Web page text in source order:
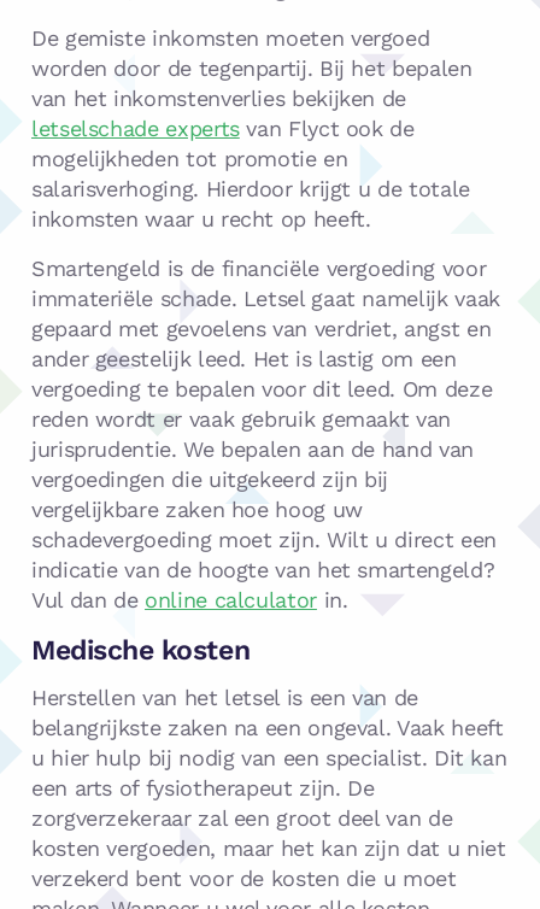
De gemiste inkomsten moeten vergoed
worden door de tegenpartij. Bij het bepalen
van het inkomstenverlies bekijken de
letselschade expertsvan Flyct ook de
mogelijkheden tot promotie en
salarisverhoging. Hierdoor krijgt u de totale
inkomsten waar u recht op heeft.
Smartengeld is de financiële vergoeding voor
immateriële schade. Letsel gaat namelijk vaak
gepaard met gevoelens van verdriet, angst en
ander geestelijk leed. Het is lastig om een
vergoeding te bepalen voor dit leed. Om deze
reden wordt er vaak gebruik gemaakt van
jurisprudentie. We bepalen aan de hand van
vergoedingen die uitgekeerd zijn bij
vergelijkbare zaken hoe hoog uw
schadevergoeding moet zijn. Wilt u direct een
indicatie van de hoogte van het smartengeld?
Vul dan de online calculatorin.
Medische kosten
Herstellen van het letsel is een van de
belangrijkste zaken na een ongeval. Vaak heeft
u hier hulp bij nodig van een specialist. Dit kan
een arts of fysiotherapeut zijn. De
zorgverzekeraar zal een groot deel van de
kosten vergoeden, maar het kan zijn dat u niet
verzekerd bent voor de kosten die u moet